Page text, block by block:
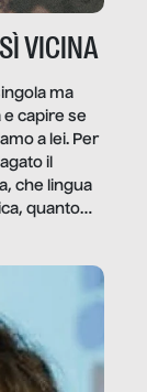
VICINA
ma
e capire se
a lei. Per
il
che lingua
quanto